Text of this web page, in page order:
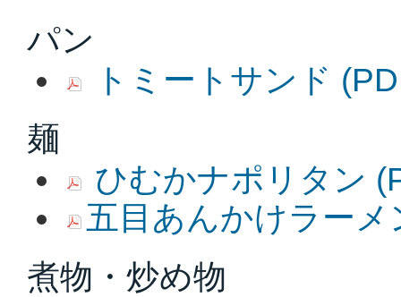
パン
トミートサンド
麺
ひむかナポリタン
五目あんかけラー
煮物・炒め物